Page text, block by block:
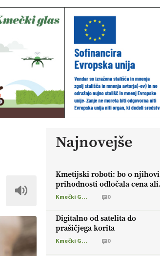
Najnovejše
Kmetijski roboti: bo o njihovi
prihodnosti odločala cena ali
prednosti za kmetijo?
Kmečki Glas 0
Digitalno od satelita do
prašičjega korita
Kmečki Glas 0